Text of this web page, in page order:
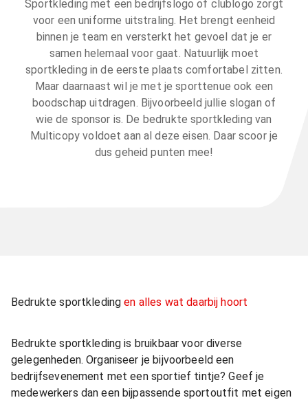
Sportkleding met een bedrijfslogo of clublogo zorgt
voor een uniforme uitstraling. Het brengt eenheid
binnen je team en versterkt het gevoel dat je er
samen helemaal voor gaat. Natuurlijk moet
sportkleding in de eerste plaats comfortabel zitten.
Maar daarnaast wil je met je sporttenue ook een
boodschap uitdragen. Bijvoorbeeld jullie slogan of
wie de sponsor is. De bedrukte sportkleding van
Multicopy voldoet aan al deze eisen. Daar scoor je
dus geheid punten mee!
Bedrukte sportkledingen alles wat daarbij hoort
Bedrukte sportkleding is bruikbaar voor diverse
gelegenheden. Organiseer je bijvoorbeeld een
bedrijfsevenement met een sportief tintje? Geef je
medewerkers dan een bijpassende sportoutfit met eigen